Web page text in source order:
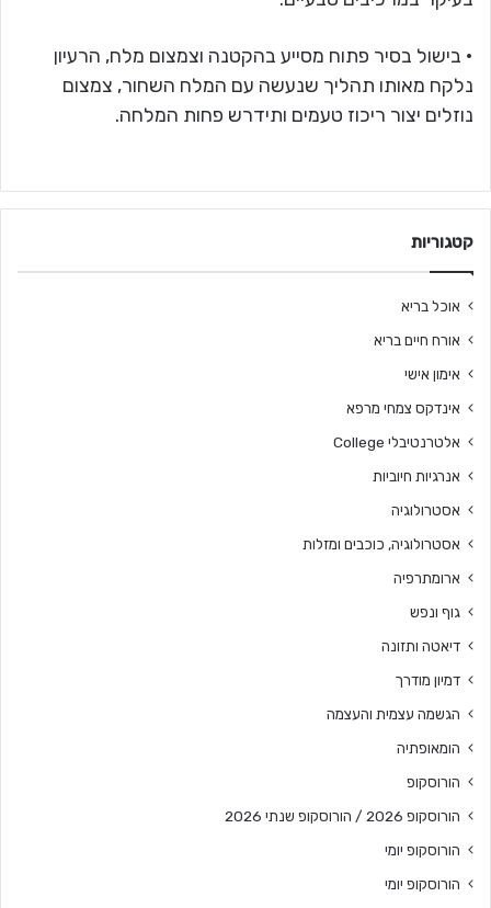
• בישול בסיר פתוח מסייע בהקטנה וצמצום מלח, הרעיון
נלקח מאותו תהליך שנעשה עם המלח השחור, צמצום
נוזלים יצור ריכוז טעמים ותידרש פחות המלחה.
קטגוריות
אוכל בריא
אורח חיים בריא
אימון אישי
אינדקס צמחי מרפא
אלטרנטיבלי College
אנרגיות חיוביות
אסטרולוגיה
אסטרולוגיה, כוכבים ומזלות
ארומתרפיה
גוף ונפש
דיאטה ותזונה
דמיון מודרך
הגשמה עצמית והעצמה
הומאופתיה
הורוסקופ
הורוסקופ 2026 / הורוסקופ שנתי 2026
הורוסקופ יומי
הורוסקופ יומי